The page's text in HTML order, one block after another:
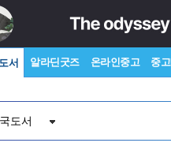
서 알라딘굿즈 온라인중고 중
도서